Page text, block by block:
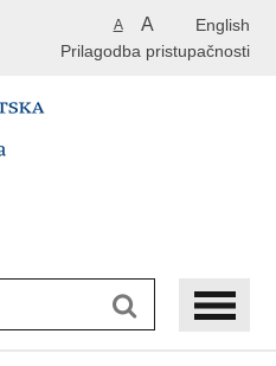
English
A A
Prilagodba pristupačnosti